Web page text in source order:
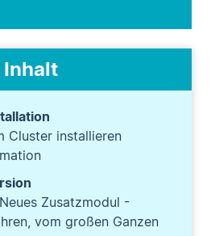
Inhalt
Cluster installieren
Zusatzmodul -
vom großen Ganzen